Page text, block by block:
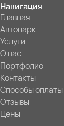
Навигация
Главная
Автопарк
Услуги
О нас
Портфолио
Контакты
Способы оплаты
Отзывы
Цены